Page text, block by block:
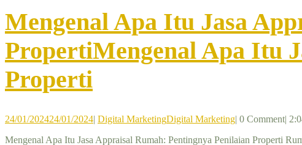
Mengenal Apa Itu Jasa
PropertiMengenal Apa Itu
Properti
24/01/202424/01/2024| Digital MarketingDigital Marketing| 0 Comment|
Mengenal Apa Itu Jasa Appraisal Rumah: Pentingnya Penilaian Properti